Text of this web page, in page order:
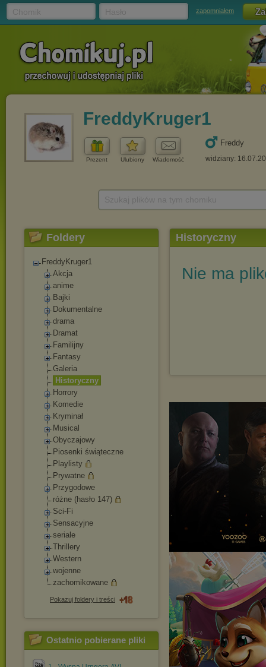
zapomniałem
FreddyKruger1
Prezent Ulubiony Wiadomość
Freddy
widziany:
Foldery
FreddyKruger1
Akcja
anime
Bajki
Dokumentalne
drama
Dramat
Familijny
Fantasy
Galeria
Historyczny
Horrory
Komedie
Kryminał
Musical
Obyczajowy
Piosenki świąteczne
Playlisty
Prywatne
Przygodowe
różne (hasło 147)
Sci-Fi
Sensacyjne
seriale
Thrillery
Western
wojenne
zachomikowane
Pokazuj foldery i treści
Ostatnio pobierane pliki
Historyczny
Nie ma